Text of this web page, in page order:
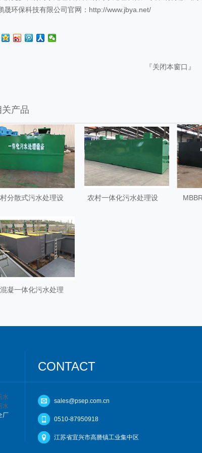
晟环保科技有限公司官网：http://www.jbya.net/
『关闭本窗口 』
关产品
分散式污水处理设 农村一体化污水处理设
凝一体化污水处理
水
水
厂
CONTACT
sales@psep.com.cn
0510-87950918
江苏省宜兴市高塍镇工业集中区